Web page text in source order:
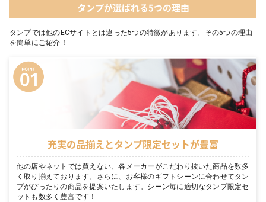
タンプが選ばれる5つの理由
タンプでは他のECサイトとは違った5つの特徴があります。その5つの理由
を簡単にご紹介！
充実の品揃えとタンプ限定セットが豊富
他の店やネットでは買えない、各メーカーがこだわり抜いた商品を数多
く取り揃えております。さらに、お客様のギフトシーンに合わせてタン
プがぴったりの商品を提案いたします。シーン毎に適切なタンプ限定セ
ットも数多く豊富です！